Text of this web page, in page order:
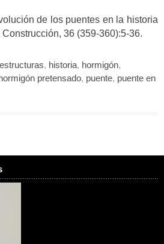
de los puentes en la historia
36 (359-360):5-36.
estructuras, historia, hormigón,
hormigón pretensado, puente, puente en